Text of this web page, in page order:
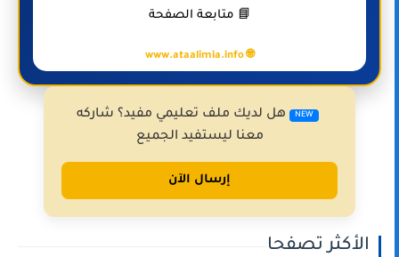
📘 متابعة الصفحة
🌐 www.ataalimia.info
NEW
هل لديك ملف تعليمي مفيد؟ شاركه
معنا ليستفيد الجميع
إرسال الآن
الأكثر تصفحا